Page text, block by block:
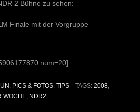
2 Bühne zu sehen:
Finale mit der Vorgruppe
num=20]
PICS & FOTOS TIPS TAGS: 2008,
WOCHE NDR2